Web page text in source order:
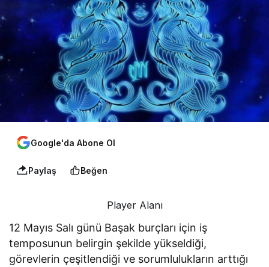
Google'da Abone Ol
Paylaş Beğen
Player Alanı
12 Mayıs Salı günü Başak burçları için iş
temposunun belirgin şekilde yükseldiği,
görevlerin çeşitlendiği ve sorumlulukların arttığı